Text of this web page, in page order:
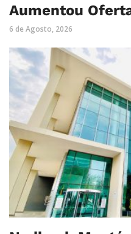
Aumentou
6 de Agosto, 2026